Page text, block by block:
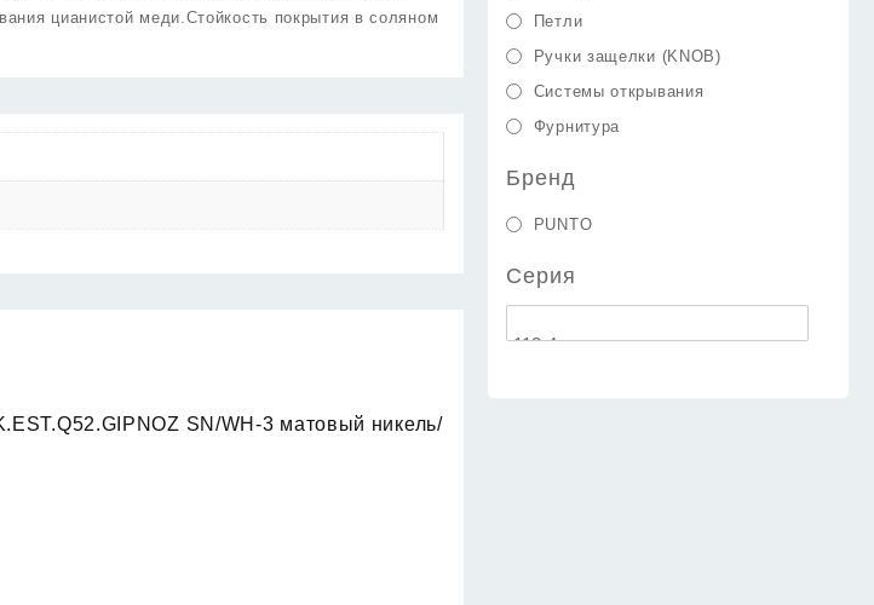
цианистой меди.Стойкость покрытия в соляном
SN/WH-3 матовый никель/
Петли
Ручки защелки (KNOB)
Системы открывания
Фурнитура
Бренд
PUNTO
Серия